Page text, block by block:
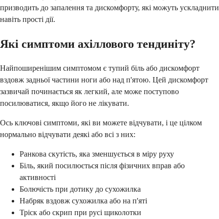
призводить до запалення та дискомфорту, які можуть ускладнити
навіть прості дії.
Які симптоми ахіллового тендиніту?
Найпоширенішим симптомом є тупий біль або дискомфорт
вздовж задньої частини ноги або над п'ятою. Цей дискомфорт
зазвичай починається як легкий, але може поступово
посилюватися, якщо його не лікувати.
Ось ключові симптоми, які ви можете відчувати, і це цілком
нормально відчувати деякі або всі з них:
Ранкова скутість, яка зменшується в міру руху
Біль, який посилюється після фізичних вправ або
активності
Болючість при дотику до сухожилка
Набряк вздовж сухожилка або на п'яті
Тріск або скрип при русі щиколотки